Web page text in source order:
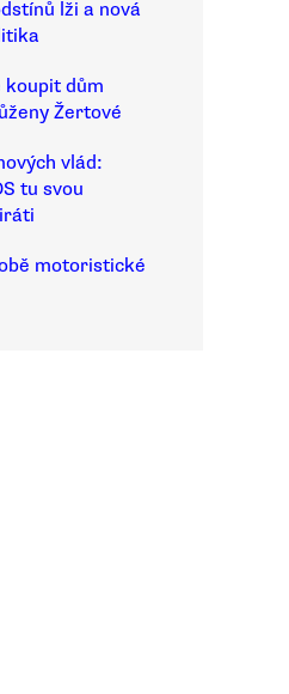
lži a nová
koupit dům
Žertové
vlád:
tu svou
motoristické